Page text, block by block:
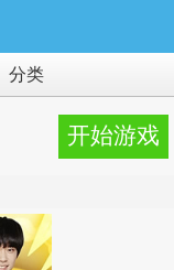
分类
开始游戏